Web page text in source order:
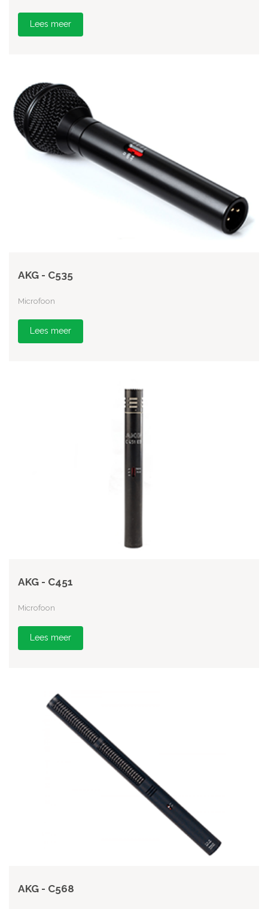
Lees meer
AKG - C535
Microfoon
Lees meer
AKG - C451
Microfoon
Lees meer
AKG - C568